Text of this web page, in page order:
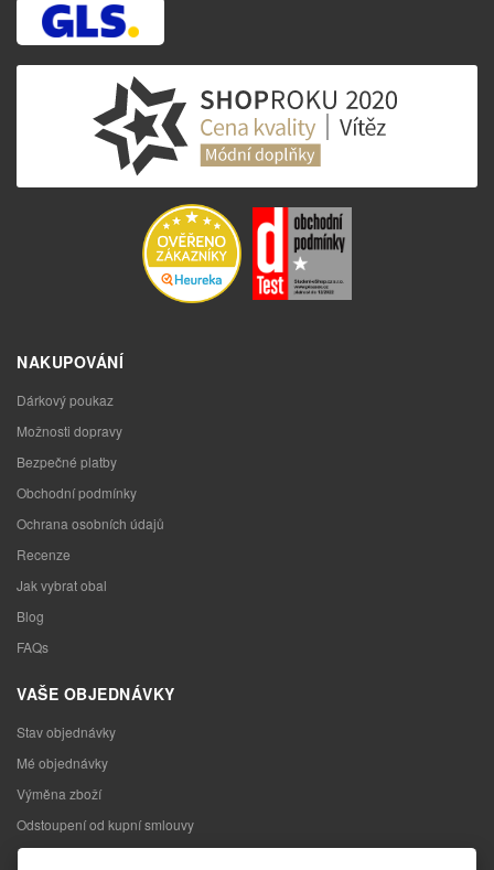
NAKUPOVÁNÍ
Dárkový poukaz
Možnosti dopravy
Bezpečné platby
Obchodní podmínky
Ochrana osobních údajů
Recenze
Jak vybrat obal
Blog
FAQs
VAŠE OBJEDNÁVKY
Stav objednávky
Mé objednávky
Výměna zboží
Odstoupení od kupní smlouvy
Reklamace